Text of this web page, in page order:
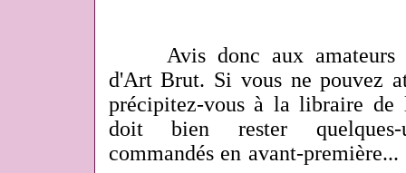
Avis donc aux amateurs
d'Art Brut. Si vous ne pouvez
précipitez-vous à la libraire
doit bien rester quelques-
commandés en avant-première...